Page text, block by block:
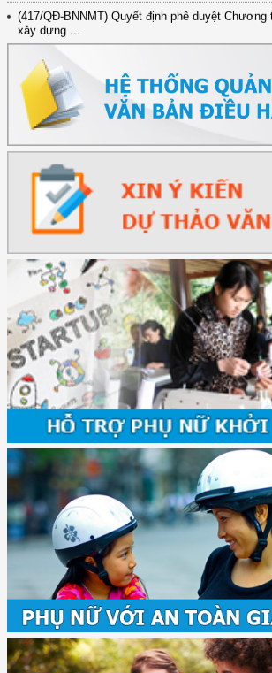
(417/QĐ-BNNMT) Quyết định phê duyệt Chương
xây dựng ...
9/9/2025 của Bộ ...
(2415/QĐ-TTg) Quyết định về việc phê duyệt Đề
nghiệp ...